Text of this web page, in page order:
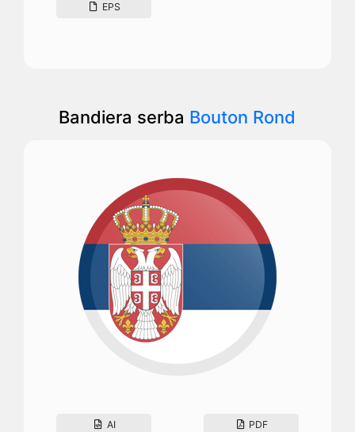
EPS
Bandiera serba Bouton Rond
AI PDF